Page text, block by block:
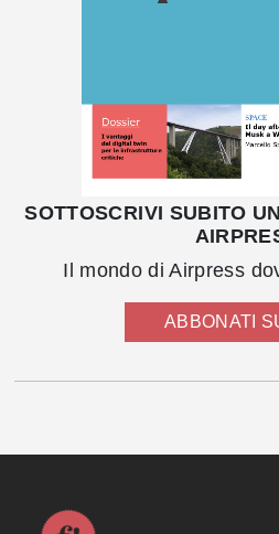
SOTTOSCRIVI SUBITO
Il mondo di Airpress
ABBONATI